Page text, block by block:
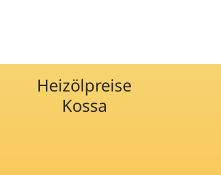
Heizölpreise
Kossa